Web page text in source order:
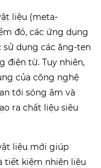
liệu (meta-
đó, các ứng dụng
sử dụng các ăng-ten
điện từ. Tuy nhiên,
của công nghệ
tới sóng âm và
ra chất liệu siêu
liệu mới giúp
tiết kiệm nhiên liệu